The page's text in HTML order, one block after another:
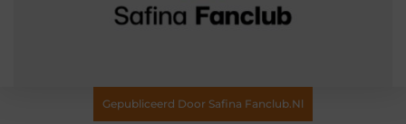
Gepubliceerd Door Safina Fanclub.nl